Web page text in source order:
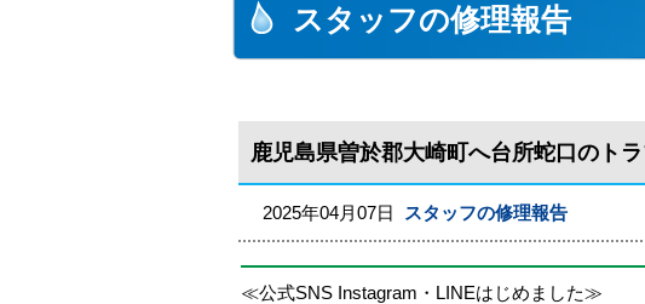
スタッフの修理報告
鹿児島県曽於郡大崎町へ台所蛇口のト
2025年04月07日 スタッフの修理報告
≪公式SNS Instagram・LINEはじめました≫